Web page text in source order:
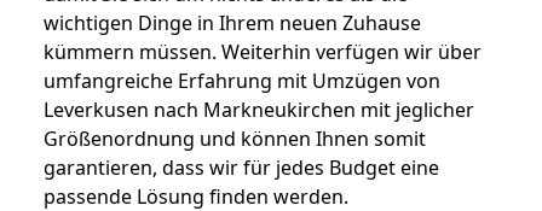
wichtigen Dinge in Ihrem neuen Zuhause
kümmern müssen. Weiterhin verfügen wir über
umfangreiche Erfahrung mit Umzügen von
Leverkusen nach Markneukirchen mit jeglicher
Größenordnung und können Ihnen somit
garantieren, dass wir für jedes Budget eine
passende Lösung finden werden.